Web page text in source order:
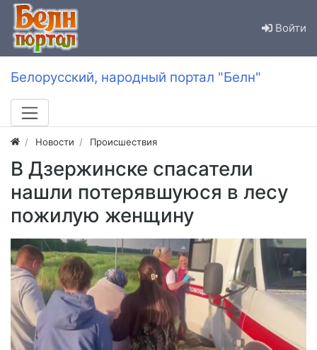
Войти
Белорусский, народный портал "Белн"
Новости Происшествия
В Дзержинске спасатели
нашли потерявшуюся в лесу
пожилую женщину